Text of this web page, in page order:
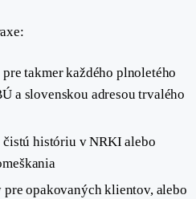
takmer každého plnoletého
a slovenskou adresou trvalého
históriu v NRKI alebo
opakovaných klientov, alebo